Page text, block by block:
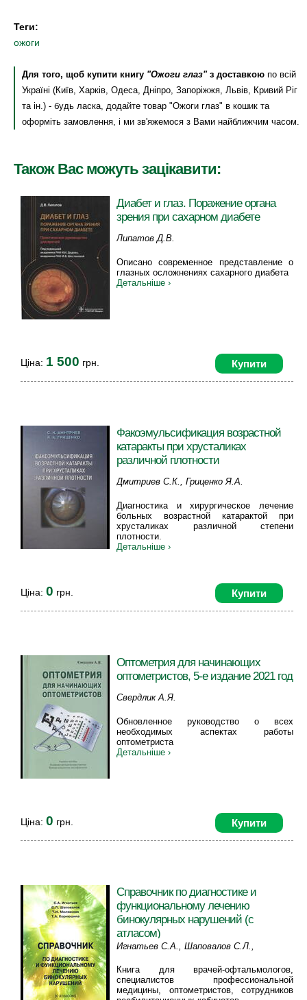
Теги:
ожоги
Для того, щоб купити книгу "Ожоги глаз"з доставкою по всій
Україні (Київ, Харків, Одеса, Дніпро, Запоріжжя, Львів, Кривий Ріг
та ін.) - будь ласка, додайте товар "Ожоги глаз" в кошик та
оформіть замовлення, і ми зв'яжемося з Вами найближчим часом.
Також Вас можуть зацікавити:
Диабет и глаз. Поражение органа
зрения при сахарном диабете
Липатов Д.В.
Описано современное представление о
глазных осложнениях сахарного диабета
Детальніше ›
Купити
Ціна: 1 500 грн.
Факоэмульсификация возрастной
катаракты при хрусталиках
различной плотности
Дмитриев C.К., Гриценко Я.А.
Диагностика и хирургическое лечение
больных возрастной катарактой при
хрусталиках различной степени
плотности.
Детальніше ›
Купити
Ціна: 0 грн.
Оптометрия для начинающих
оптометристов, 5-е издание 2021 год
Свердлик А.Я.
Обновленное руководство о всех
необходимых аспектах работы
оптометриста
Детальніше ›
Купити
Ціна: 0 грн.
Справочник по диагностике и
функциональному лечению
бинокулярных нарушений (с
атласом)
Игнатьев С.А., Шаповалов С.Л.,
Книга для врачей-офтальмологов,
специалистов профессиональной
медицины, оптометристов, сотрудников